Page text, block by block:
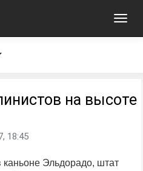
на высоте
18:45
каньоне Эльдорадо, штат